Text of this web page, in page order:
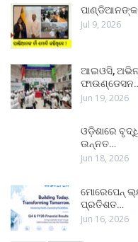
ପାଣ୍ଡିଆନଙ୍କ
Jul 9, 2026
ଆଇଓସି,
Jun 19, 2026
ଓଡ଼ିଶାରେ
ଉନ୍ନତ…
Jun 18, 2026
ମୋରେପେନ୍
ପ୍ରତିଶତ…
Jun 16, 2026